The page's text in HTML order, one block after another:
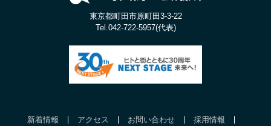
東京都町田市原町田3-3-22
Tel.042-722-5957(代表)
新着情報 アクセス お問い合わせ
採用情報